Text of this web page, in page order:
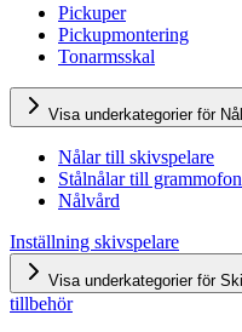
Pickuper
Pickupmontering
Tonarmsskal
Visa underkategorier för
Nålar till skivspelare
Stålnålar till
Nålvård
Inställning skivspelare
Visa underkategorier för
tillbehör